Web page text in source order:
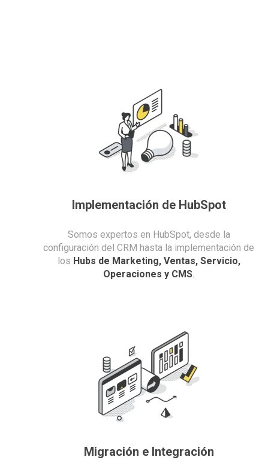
Implementación de HubSpot
Somos expertos en HubSpot, desde la
configuración del CRM hasta la implementación de
los Hubs de Marketing, Ventas, Servicio,
Operaciones y CMS.
Migración e Integración